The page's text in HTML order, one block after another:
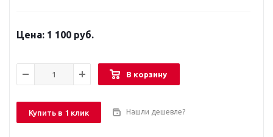
1 100 руб.
В корзину
Купить в 1 клик Нашли дешевле?